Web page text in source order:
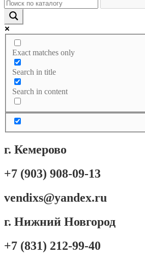
Exact matches only
Search in title
Search in content
г. Кемерово
+7 (903) 908-09-13
vendixs@yandex.ru
г. Нижний Новгород
+7 (831) 212-99-40